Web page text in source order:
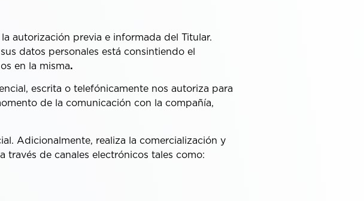
autorización previa e informada del Titular.
datos personales está consintiendo el
en la misma.
escrita o telefónicamente nos autoriza para
de la comunicación con la compañía,
Adicionalmente, realiza la comercialización y
de canales electrónicos tales como: